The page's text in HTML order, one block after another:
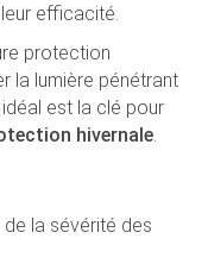
efficacité.
protection
la lumière pénétrant
idéal est la clé pour
hivernale.
la sévérité des